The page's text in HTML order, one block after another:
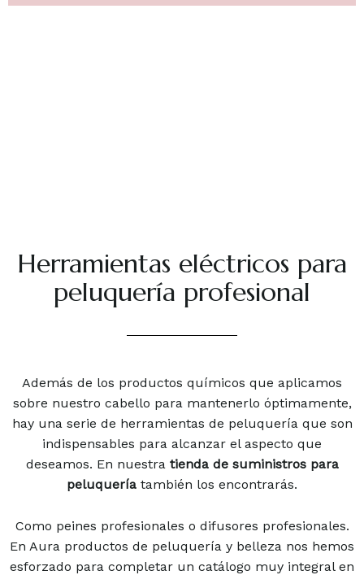
Herramientas eléctricos para
peluquería profesional
Además de los productos químicos que aplicamos
sobre nuestro cabello para mantenerlo óptimamente,
hay una serie de herramientas de peluquería que son
indispensables para alcanzar el aspecto que
deseamos. En nuestra tienda de suministros para
peluquería también los encontrarás.
Como peines profesionales o difusores profesionales.
En Aura productos de peluquería y belleza nos hemos
esforzado para completar un catálogo muy integral en